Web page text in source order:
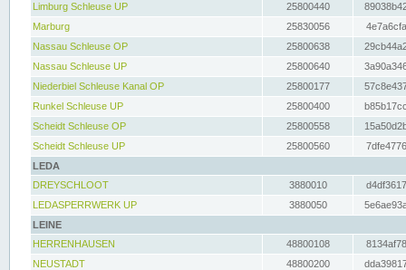
Limburg Schleuse UP
25800440
Marburg
25830056
Nassau Schleuse OP
25800638
Nassau Schleuse UP
25800640
Niederbiel Schleuse Kanal OP
25800177
Runkel Schleuse UP
25800400
Scheidt Schleuse OP
25800558
Scheidt Schleuse UP
25800560
LEDA
DREYSCHLOOT
3880010
LEDASPERRWERK UP
3880050
LEINE
HERRENHAUSEN
48800108
NEUSTADT
48800200